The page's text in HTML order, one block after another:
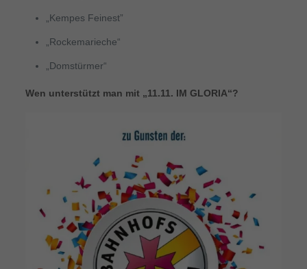
„Kempes Feinest”
„Rockemarieche“
„Domstürmer“
Wen unterstützt man mit „11.11. IM GLORIA“?